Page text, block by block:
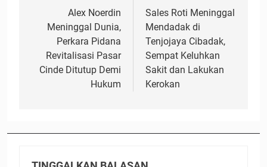
Alex Noerdin
Meninggal Dunia,
Perkara Pidana
Revitalisasi Pasar
Cinde Ditutup Demi
Hukum
Sales Roti Meninggal
Mendadak di
Tenjojaya Cibadak,
Sempat Keluhkan
Sakit dan Lakukan
Kerokan